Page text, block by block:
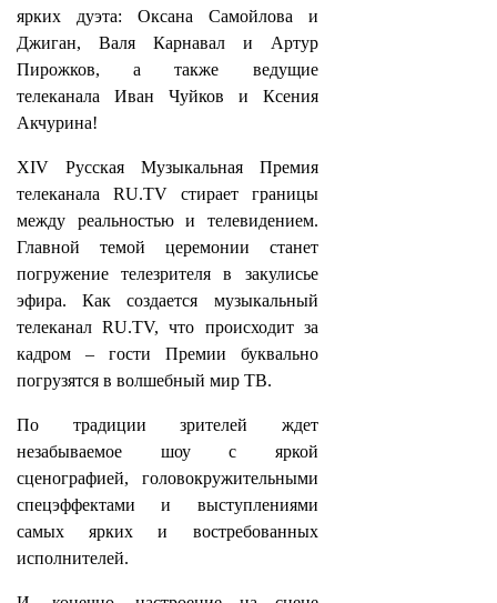
ярких дуэта: Оксана Самойлова и
Джиган, Валя Карнавал и Артур
Пирожков, а также ведущие
телеканала Иван Чуйков и Ксения
Акчурина!
XIV Русская Музыкальная Премия
телеканала RU.TV стирает границы
между реальностью и телевидением.
Главной темой церемонии станет
погружение телезрителя в закулисье
эфира. Как создается музыкальный
телеканал RU.TV, что происходит за
кадром – гости Премии буквально
погрузятся в волшебный мир ТВ.
По традиции зрителей ждет
незабываемое шоу с яркой
сценографией, головокружительными
спецэффектами и выступлениями
самых ярких и востребованных
исполнителей.